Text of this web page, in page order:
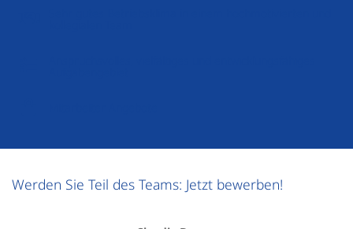
Werden Sie Teil des Teams: Jetzt bewerben!